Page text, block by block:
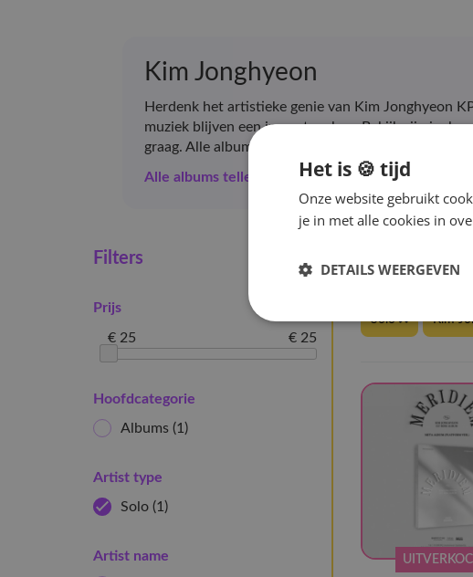
Kim Jonghyeon
Herdenk het artistieke genie van Kim Jonghyeon
muziek blijven een impact maken. Bekijk zijn
graag. Alle albums zijn geldig voor de GAON en
Alle albums tellen mee voor de GAON en
Filters
Prijs
€ 25 € 25
Hoofdcategorie
Albums (1)
Artist type
Solo (1)
Artist name
Solo Kim
Het is 🍪 tijd
Onze website gebruikt
je in met alle cookies in
DETAILS WEERGEVEN